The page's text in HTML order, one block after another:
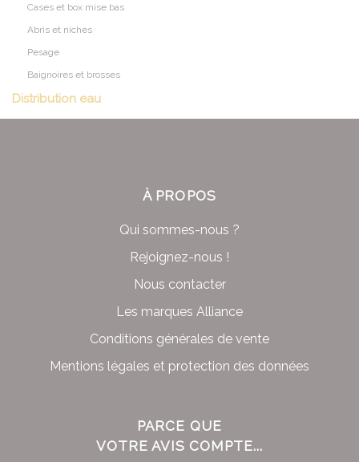
Cases et box mise bas
Abris et niches
Pesage
Baignoires et brosses
Distribution eau
À PROPOS
Qui sommes-nous ?
Rejoignez-nous !
Nous contacter
Les marques Alliance
Conditions générales de vente
Mentions légales et protection des données
PARCE QUE
VOTRE AVIS COMPTE...